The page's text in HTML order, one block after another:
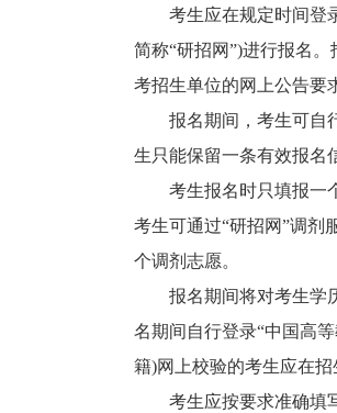
考生应在规定时间登录“
简称“研招网”)进行报名
考招生单位的网上公告要
报名期间，考生可自行
生只能保留一条有效报名
考生报名时只填报一个
考生可通过“研招网”调剂
个调剂志愿。
报名期间将对考生学历
名期间自行登录“中国高
籍)网上校验的考生应在招
考生应按要求准确填写